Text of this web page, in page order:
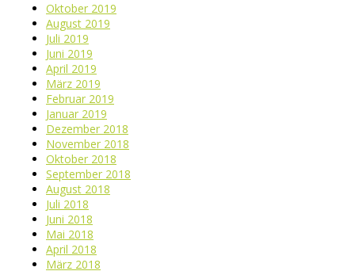
Oktober 2019
August 2019
Juli 2019
Juni 2019
April 2019
März 2019
Februar 2019
Januar 2019
Dezember 2018
November 2018
Oktober 2018
September 2018
August 2018
Juli 2018
Juni 2018
Mai 2018
April 2018
März 2018